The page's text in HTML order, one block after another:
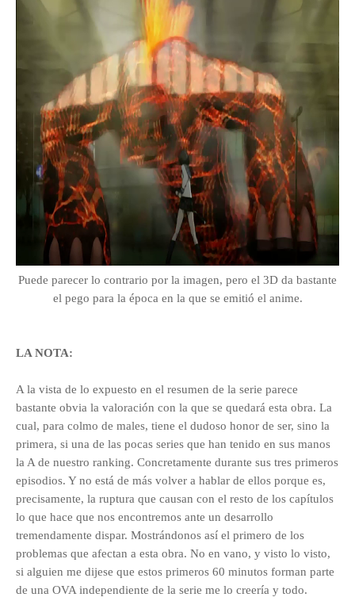
Puede parecer lo contrario por la imagen, pero el 3D da bastante
el pego para la época en la que se emitió el anime.
LA NOTA:
A la vista de lo expuesto en el resumen de la serie parece
bastante obvia la valoración con la que se quedará esta obra. La
cual, para colmo de males, tiene el dudoso honor de ser, sino la
primera, si una de las pocas series que han tenido en sus manos
la A de nuestro ranking. Concretamente durante sus tres primeros
episodios. Y no está de más volver a hablar de ellos porque es,
precisamente, la ruptura que causan con el resto de los capítulos
lo que hace que nos encontremos ante un desarrollo
tremendamente dispar. Mostrándonos así el primero de los
problemas que afectan a esta obra. No en vano, y visto lo visto,
si alguien me dijese que estos primeros 60 minutos forman parte
de una OVA independiente de la serie me lo creería y todo.